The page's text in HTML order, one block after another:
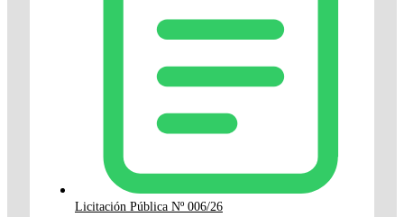
Licitación Pública Nº 006/26